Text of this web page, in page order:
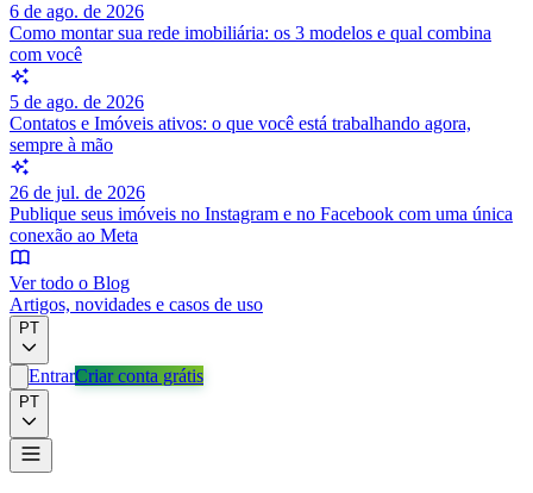
6 de ago. de 2026
Como montar sua rede imobiliária: os 3 modelos e qual combina
com você
5 de ago. de 2026
Contatos e Imóveis ativos: o que você está trabalhando agora,
sempre à mão
26 de jul. de 2026
Publique seus imóveis no Instagram e no Facebook com uma única
conexão ao Meta
Ver todo o Blog
Artigos, novidades e casos de uso
PT
EntrarCriar conta grátis
PT